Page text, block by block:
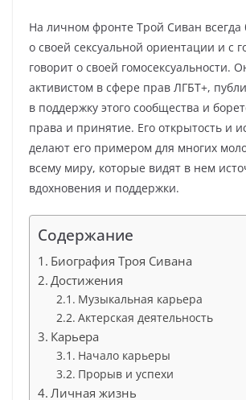
На личном фронте Трой Сиван
о своей сексуальной ориентации и с
говорит о своей гомосексуальности.
активистом в сфере прав ЛГБТ+,
в поддержку этого сообщества и
права и принятие. Его открытость и
делают его примером для многих
всему миру, которые видят в нем
вдохновения и поддержки.
Содержание
Биография Троя Сивана
Достижения
Музыкальная карьера
Актерская деятельность
Карьера
Начало карьеры
Прорыв и успехи
Личная жизнь